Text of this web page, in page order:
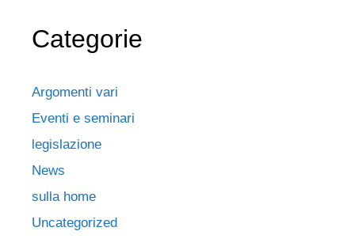
Categorie
Argomenti vari
Eventi e seminari
legislazione
News
sulla home
Uncategorized